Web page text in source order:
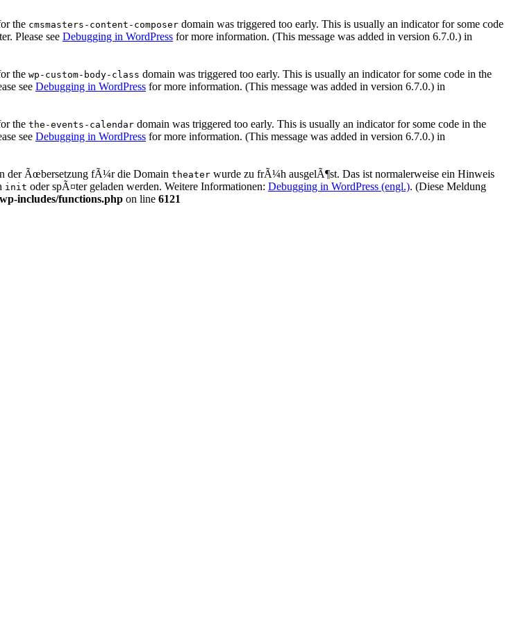
the cmsmasters-content-composer domain was triggered too early. This is usually an indicator for some code
Please see Debugging in WordPress for more information. (This message was added in version 6.7.0.) in
the wp-custom-body-class domain was triggered too early. This is usually an indicator for some code in the
see Debugging in WordPress for more information. (This message was added in version 6.7.0.) in
the the-events-calendar domain was triggered too early. This is usually an indicator for some code in the
see Debugging in WordPress for more information. (This message was added in version 6.7.0.) in
der Ãœbersetzung fÃ¼r die Domain theater wurde zu frÃ¼h ausgelÃ¶st. Das ist normalerweise ein Hinweis
init oder spÃ¤ter geladen werden. Weitere Informationen: Debugging in WordPress (engl.). (Diese Meldung
includes/functions.php on line 6121